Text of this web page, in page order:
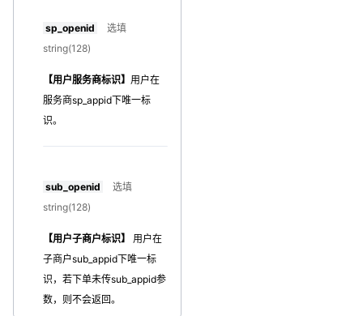
sp_openid
选填
string(128)
【用户服务商标识】 用户在
服务商sp_appid下唯一标
识。
sub_openid
选填
string(128)
【用户子商户标识】
用户在
子商户sub_appid下唯一标
识，若下单未传sub_appid参
数，则不会返回。